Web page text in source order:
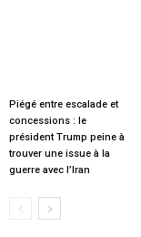
Piégé entre escalade et
concessions : le
président Trump peine à
trouver une issue à la
guerre avec l’Iran